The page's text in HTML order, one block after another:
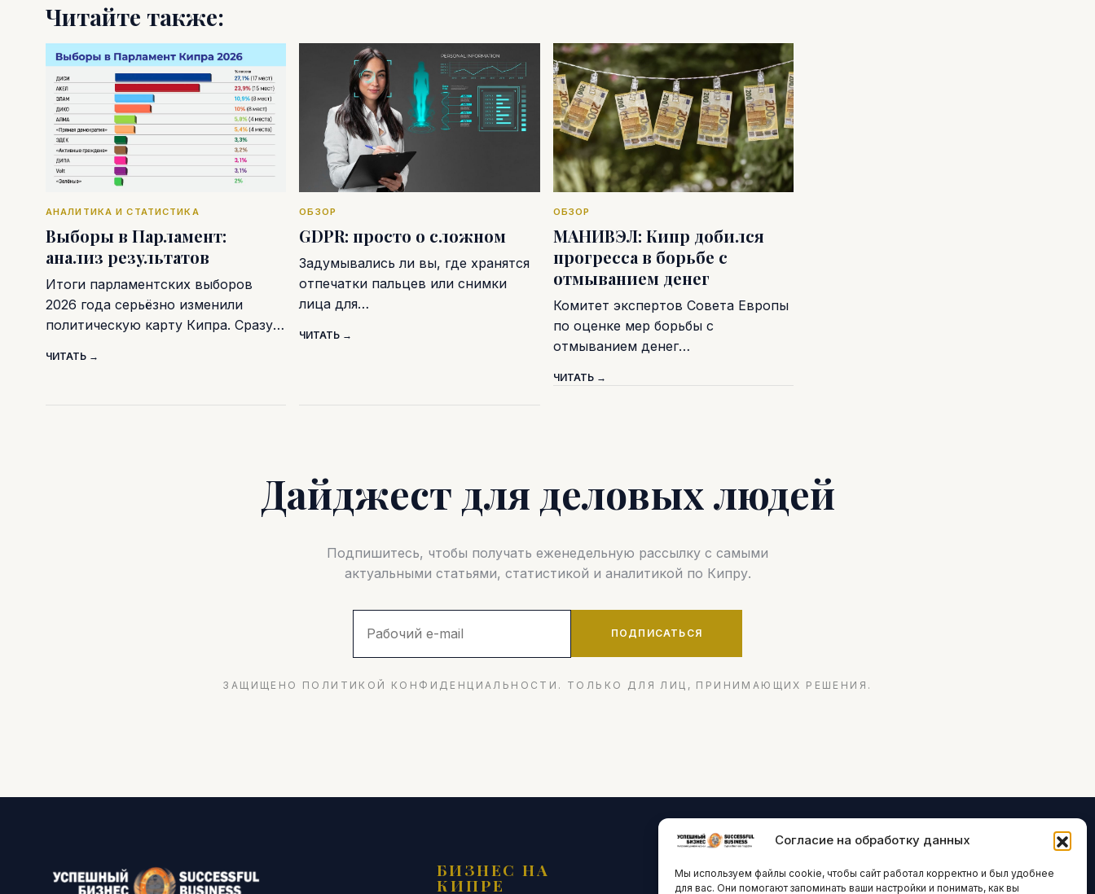
Согласие на обработку данных
Мы используем файлы cookie, чтобы сайт работал корректно и был удобнее
для вас. Они помогают запоминать ваши настройки и понимать, как вы
Читайте также:
АНАЛИТИКА И СТАТИСТИКА
Выборы в Парламент:
анализ результатов
Итоги парламентских выборов
2026 года серьёзно изменили
политическую карту Кипра. Сразу…
ЧИТАТЬ →
ОБЗОР
GDPR: просто о сложном
Задумывались ли вы, где хранятся
отпечатки пальцев или снимки
лица для…
ЧИТАТЬ →
ОБЗОР
МАНИВЭЛ: Кипр добился
прогресса в борьбе с
отмыванием денег
Комитет экспертов Совета Европы
по оценке мер борьбы с
отмыванием денег…
ЧИТАТЬ →
Дайджест для деловых людей
Подпишитесь, чтобы получать еженедельную рассылку с самыми
актуальными статьями, статистикой и аналитикой по Кипру.
ПОДПИСАТЬСЯ
ЗАЩИЩЕНО ПОЛИТИКОЙ КОНФИДЕНЦИАЛЬНОСТИ. ТОЛЬКО ДЛЯ ЛИЦ, ПРИНИМАЮЩИХ РЕШЕНИЯ.
БИЗНЕС НА
КИПРЕ
ТЕХНОЛОГИИ И
ИННОВАЦИИ
ARTICLES IN
ENGLISH